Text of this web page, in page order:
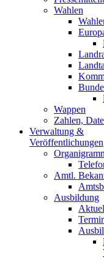
Wahlen
Wappen
Zahlen,
Verwaltung &
Veröffentlichungen
Amtl.
Ausbildung